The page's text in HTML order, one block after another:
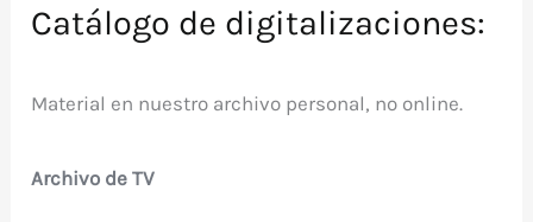
Catálogo de digitalizaciones:
Material en nuestro archivo personal, no online.
Archivo de TV